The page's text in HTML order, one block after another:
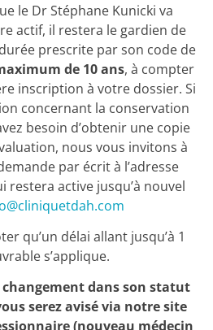
le Dr Stéphane Kunicki va
actif, il restera le gardien de
prescrite par son code de
de 10 ans, à compter
inscription à votre dossier. Si
concernant la conservation
besoin d’obtenir une copie
nous vous invitons à
par écrit à l’adresse
restera active jusqu’à nouvel
qu’un délai allant jusqu’à 1
s’applique.
changement dans son statut
serez avisé via notre site
(nouveau médecin